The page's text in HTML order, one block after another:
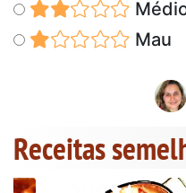
Mau
Receitas